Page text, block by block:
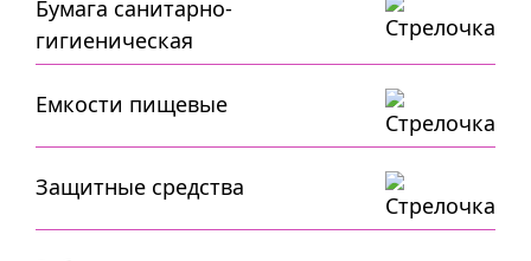
Бумага санитарно-
гигиеническая
Емкости пищевые
Защитные средства